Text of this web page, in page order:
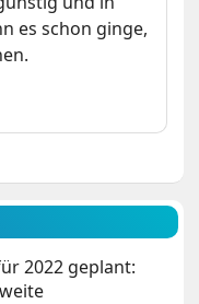
es schon ginge,
2022 geplant: